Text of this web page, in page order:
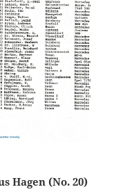
Hagen (No. 20)